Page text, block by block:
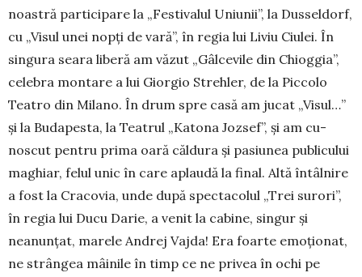
noastră par­ticipare la „Festivalul Uniunii”, la Dusseldorf,
cu „Visul unei nopți de vară”, în regia lui Liviu Ciulei. În
singura sea­ra liberă am văzut „Gâlcevile din Chioggia”,
ce­lebra montare a lui Giorgio Strehler, de la Picco­lo
Teatro din Milano. În drum spre casă am jucat „Vi­sul…”
și la Bu­da­pesta, la Tea­trul „Katona Jozsef”, și am cu­
noscut pentru prima oară căl­dura și pasiunea publicului
ma­ghiar, felul unic în care aplaudă la final. Altă întâlnire
a fost la Cracovia, unde după spec­ta­colul „Trei su­rori”,
în regia lui Du­cu Darie, a venit la cabine, sin­­­gur și
neanunțat, marele An­drej Vajda! Era foarte emoțio­nat,
ne strângea mâinile în timp ce ne privea în ochi pe